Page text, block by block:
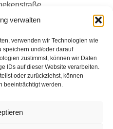
verwalten
verwenden wir Technologien wie
speichern und/oder darauf
zustimmst, können wir Daten
IDs auf dieser Website verarbeiten.
oder zurückziehst, können
beeinträchtigt werden.
Brandmeldeanlage –
Curie-Straße